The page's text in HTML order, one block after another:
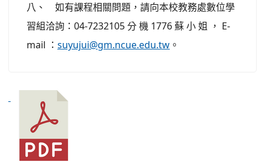
八、 如有課程相關問題，請向本校教務處數位學
習組洽詢：04-7232105 分 機 1776 蘇 小 姐 ， E-
mail ： suyujui@gm.ncue.edu.tw 。